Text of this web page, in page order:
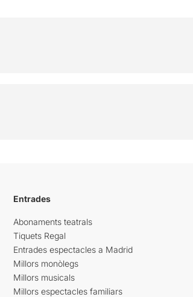
Entrades
Abonaments teatrals
Tiquets Regal
Entrades espectacles a Madrid
Millors monòlegs
Millors musicals
Millors espectacles familiars